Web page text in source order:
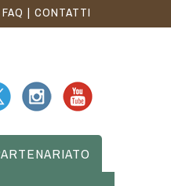
FAQ CONTATTI